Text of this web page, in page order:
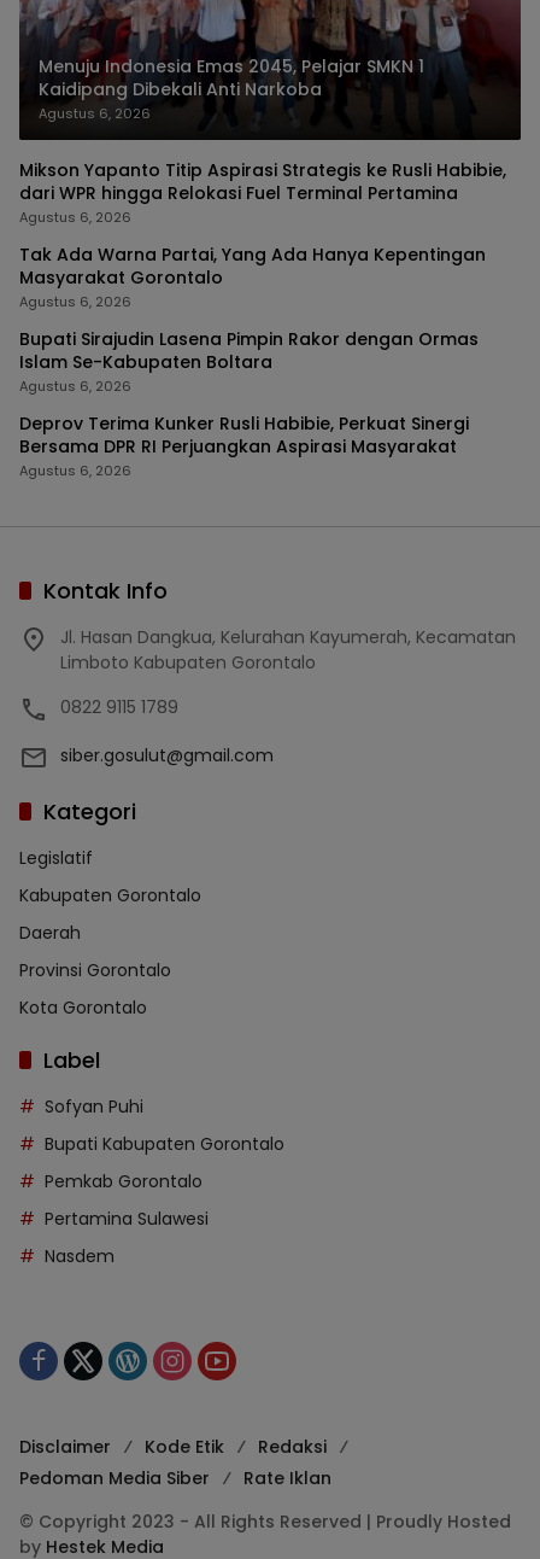
Menuju Indonesia Emas 2045, Pelajar SMKN 1
Kaidipang Dibekali Anti Narkoba
Agustus 6, 2026
Mikson Yapanto Titip Aspirasi Strategis ke Rusli Habibie,
dari WPR hingga Relokasi Fuel Terminal Pertamina
Agustus 6, 2026
Tak Ada Warna Partai, Yang Ada Hanya Kepentingan
Masyarakat Gorontalo
Agustus 6, 2026
Bupati Sirajudin Lasena Pimpin Rakor dengan Ormas
Islam Se-Kabupaten Boltara
Agustus 6, 2026
Deprov Terima Kunker Rusli Habibie, Perkuat Sinergi
Bersama DPR RI Perjuangkan Aspirasi Masyarakat
Agustus 6, 2026
Kontak Info
Jl. Hasan Dangkua, Kelurahan Kayumerah, Kecamatan
Limboto Kabupaten Gorontalo
0822 9115 1789
siber.gosulut@gmail.com
Kategori
Legislatif
Kabupaten Gorontalo
Daerah
Provinsi Gorontalo
Kota Gorontalo
Label
Sofyan Puhi
Bupati Kabupaten Gorontalo
Pemkab Gorontalo
Pertamina Sulawesi
Nasdem
Disclaimer Kode Etik
Redaksi
Pedoman Media Siber
Rate Iklan
© Copyright 2023 - All Rights Reserved | Proudly Hosted
by Hestek Media